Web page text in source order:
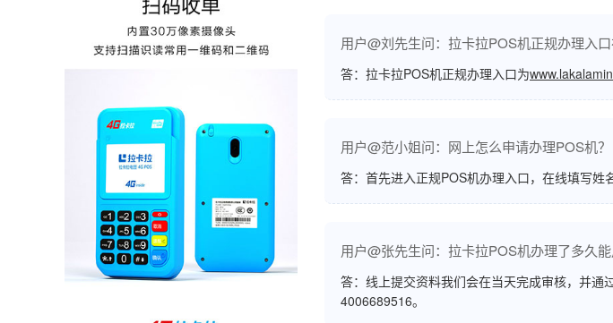
周先生
孙女士
收到用了还可以，朋友推荐用的，她之前用了竟
然给提额了，希望我也能提呃，客服还和我说了
很多提额小技巧希望有用吧。
用户@刘先生问：拉卡拉POS机正规办理入口
答：拉卡拉POS机正规办理入口为
用户@范小姐问：网上怎么申请办理POS机？
答：首先进入正规POS机办理入口，在线填写姓
用户@张先生问：拉卡拉POS机办理了多久能
答：线上提交资料我们会在当天完成审核，并通
4006689516。